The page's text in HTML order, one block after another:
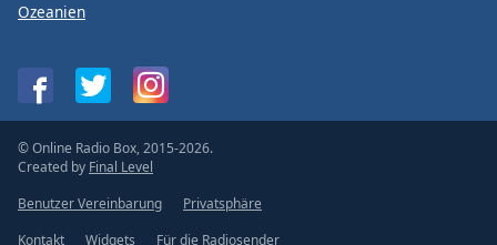
Ozeanien
© Online Radio Box, 2015-2026.
Created by Final Level
Benutzer Vereinbarung
Privatsphäre
Kontakt
Widgets Für die Radiosender